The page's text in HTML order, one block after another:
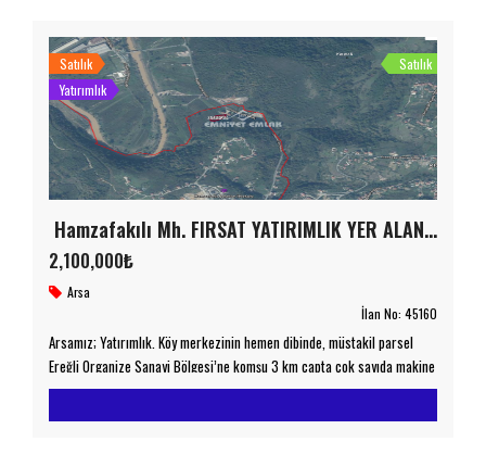
Satılık
Yatırımlık
Satılık
Hamzafakılı Mh. FIRSAT YATIRIMLIK YER ALAN KAZANIR
2,100,000₺
Arsa
İlan No: 45160
Arsamız; Yatırımlık. Köy merkezinin hemen dibinde, müstakil parsel
Ereğli Organize Sanayi Bölgesi’ne komşu 3 km çapta çok sayıda makine
ve çelik sanayi fabrikası​ Denize kuş uçuşu 4.5 km, Ereğli ilçe